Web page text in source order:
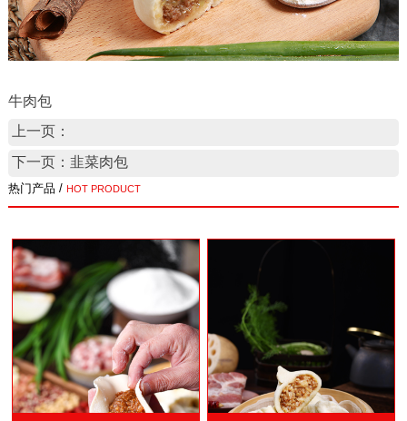
牛肉包
上一页：
下一页：韭菜肉包
热门产品 / HOT PRODUCT